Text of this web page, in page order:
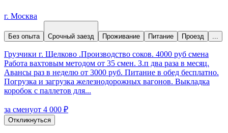
г. Москва
Без опыта Срочный заезд Проживание Питание Проезд ...
Грузчики г. Щелково .Производство соков. 4000 руб смена
Работа вахтовым методом от 35 смен. З.п два раза в месяц.
Авансы раз в неделю от 3000 руб. Питание в обед бесплатно.
Погрузка и загрузка железнодорожных вагонов. Выкладка
коробок с паллетов для...
за сменуот 4 000 ₽
Откликнуться